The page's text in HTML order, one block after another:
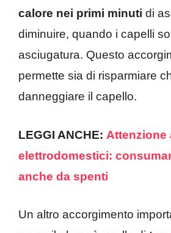
calore nei primi minuti di
diminuire, quando i capelli
asciugatura. Questo
permette sia di risparmiare
danneggiare il capello.
LEGGI ANCHE: Attenzione
elettrodomestici:
anche da spenti
Un altro accorgimento